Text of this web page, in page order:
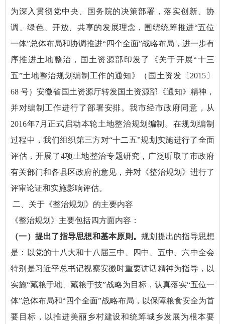
为深入贯彻党中央、国务院的决策部署，落实创新、协
调、绿色、开放、共享的发展理念，围绕统筹推进“五位
一体”总体布局和协调推进“四个全面”战略布局，进一步有
序推进土地整治，国土资源部印发了《关于开展“十三
五”土地整治规划编制工作的通知》（国土资发〔2015〕
68 号）安徽省国土资源厅转发国土资源部《通知》精神，
并对编制工作进行了部署安排。我市经市政府同意，从
2016年7月正式启动本轮土地整治规划编制。在规划编制
过程中，我们组织第三方对“十二五”规划实施进行了全面
评估，开展了4项土地整治专题研究，广泛听取了市政府
有关部门和各县区政府的意见，并对《整治规划》进行了
评审论证和实施影响评估。
二、关于《整治规划》的主要内容
《整治规划》主要包括四方面内容：
（一）提出了指导思想和基本原则。 规划提出的指导思想
是：以党的十八大和十八届三中、四中、五中、六中全会
特别是习近平总书记视察安徽时重要讲话精神为指导，以
实施“藏粮于地、藏粮于技”战略为目标，认真落实“五位一
体”总体布局和“四个全面”战略布局，以保障粮食安全为首
要目标，以推进美丽乡村建设和统筹城乡发展为根本要